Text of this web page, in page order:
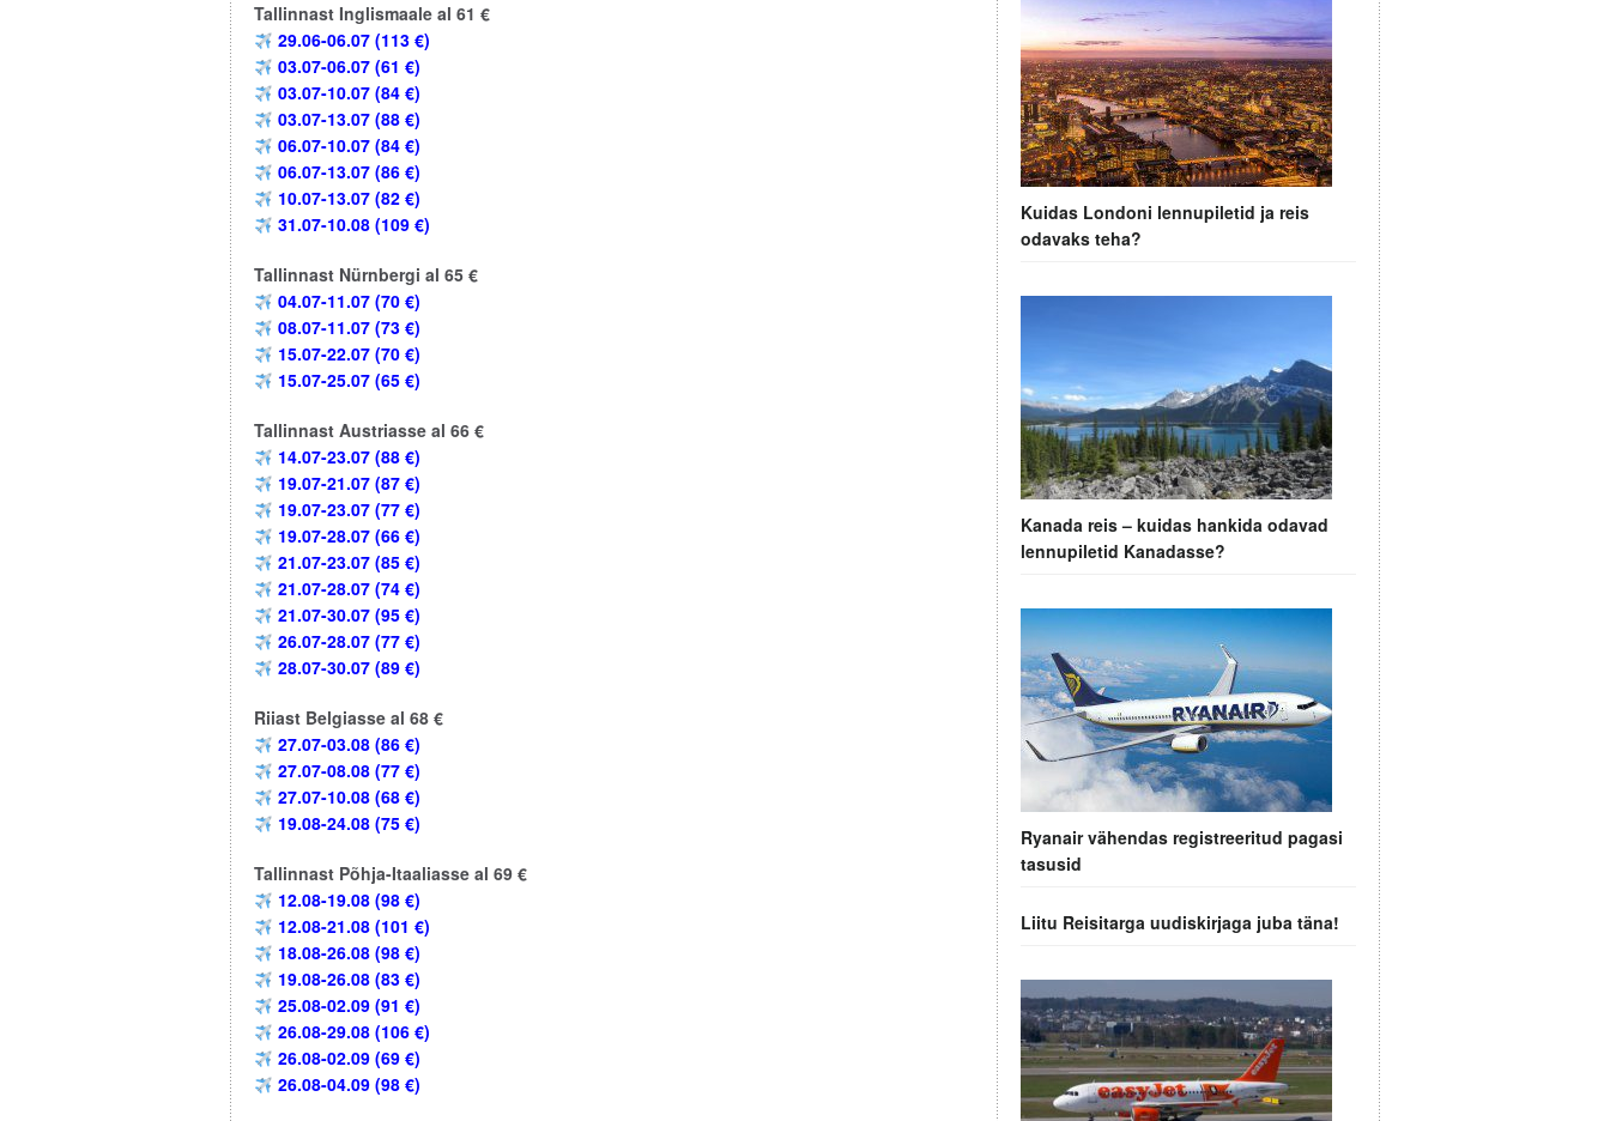
Tallinnast Inglismaale al 61 €
29.06-06.07 (113 €)
03.07-06.07 (61 €)
03.07-10.07 (84 €)
03.07-13.07 (88 €)
06.07-10.07 (84 €)
06.07-13.07 (86 €)
10.07-13.07 (82 €)
31.07-10.08 (109 €)
Tallinnast Nürnbergi al 65 €
04.07-11.07 (70 €)
08.07-11.07 (73 €)
15.07-22.07 (70 €)
15.07-25.07 (65 €)
Tallinnast Austriasse al 66 €
14.07-23.07 (88 €)
19.07-21.07 (87 €)
19.07-23.07 (77 €)
19.07-28.07 (66 €)
21.07-23.07 (85 €)
21.07-28.07 (74 €)
21.07-30.07 (95 €)
26.07-28.07 (77 €)
28.07-30.07 (89 €)
Riiast Belgiasse al 68 €
27.07-03.08 (86 €)
27.07-08.08 (77 €)
27.07-10.08 (68 €)
19.08-24.08 (75 €)
Tallinnast Põhja-Itaaliasse al 69 €
12.08-19.08 (98 €)
12.08-21.08 (101 €)
18.08-26.08 (98 €)
19.08-26.08 (83 €)
25.08-02.09 (91 €)
26.08-29.08 (106 €)
26.08-02.09 (69 €)
26.08-04.09 (98 €)
Kuidas Londoni lennupiletid ja reis
odavaks teha?
Kanada reis – kuidas hankida odavad
lennupiletid Kanadasse?
Ryanair vähendas registreeritud pagasi
tasusid
Liitu Reisitarga uudiskirjaga juba täna!